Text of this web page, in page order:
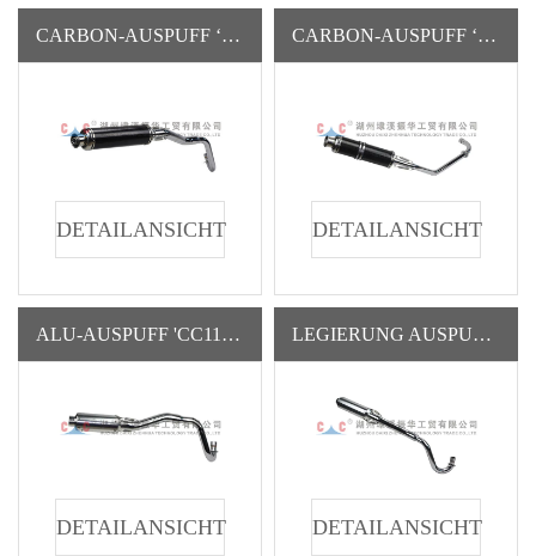
CARBON-AUSPUFF ‘CC1109’ (ZH-CJL)
DETAILANSICHT
CARBON-AUSPUFF ‘CC1106’ (ZH-SR)
DETAILANSICHT
ALU-AUSPUFF 'CC1105' (ZH-SR)
DETAILANSICHT
LEGIERUNG AUSPUFF 'CC1089' (ZH-CJL)
DETAILANSICHT